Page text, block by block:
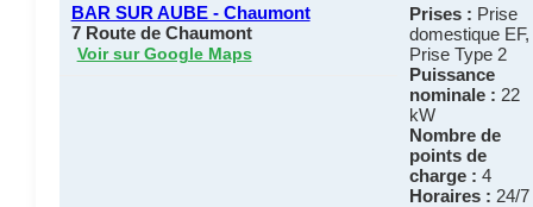
BAR SUR AUBE - Chaumont
7 Route de Chaumont
Voir sur Google Maps
Prises : Prise
domestique EF,
Prise Type 2
Puissance
nominale : 22
kW
Nombre de
points de
charge : 4
Horaires : 24/7